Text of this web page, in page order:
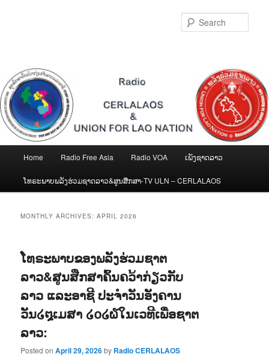
Home Radio Free Asia Radio VOA ເພັງຊາດລາວ
ໂທຣະພາບພລັງຮ່ວມຊາດລາວ&ສູນສືກສາ-TV ULN – CERLALAOS
MONTHLY ARCHIVES:APRIL 2026
ໂທຣະພາບຂອງພລັງຮ່ວມຊາຕ
ລາວ&ສູນສືກສາຄົ້ນຄວ້າກ່ຽວກັບ
ລາວ ແລະອາຊີ ປະຈຳວັນອັງຄານ
ວັນ໒໘ເມສາ ໒໐໒໖ໃນເວທີເພື່ອຊາຕ
ລາວ:
Posted onApril 29, 2026by Radio CERLALAOS